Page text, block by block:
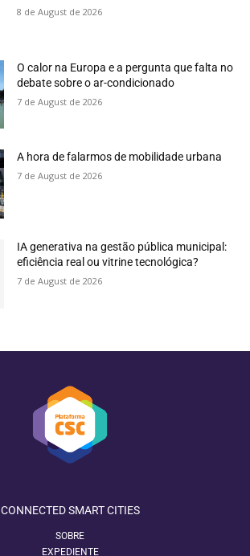
8 de August de 2026
O calor na Europa e a pergunta que falta no
debate sobre o ar-condicionado
7 de August de 2026
A hora de falarmos de mobilidade urbana
7 de August de 2026
IA generativa na gestão pública municipal:
eficiência real ou vitrine tecnológica?
7 de August de 2026
CONNECTED SMART CITIES
SOBRE
EXPEDIENTE